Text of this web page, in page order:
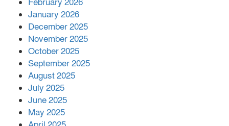
পর ফোন তারেক রহমানের,গ্যাস সঙ্কট
January 2026
December 2025
November 2025
October 2025
September 2025
August 2025
July 2025
June 2025
May 2025